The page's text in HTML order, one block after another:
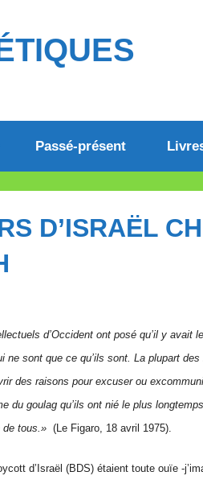
Passé-présent
D’ISRAËL
d’Occident ont posé qu’il y
ne sont que ce qu’ils sont. La plupart
des raisons pour excuser ou
du goulag qu’ils ont nié le plus
tous. » (Le Figaro, 18 avril 1975).
d’Israël (BDS) étaient toute ouïe -